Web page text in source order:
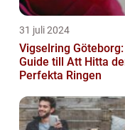
31 juli 2024
Vigselring Göteborg:
Guide till Att Hitta
Perfekta Ringen